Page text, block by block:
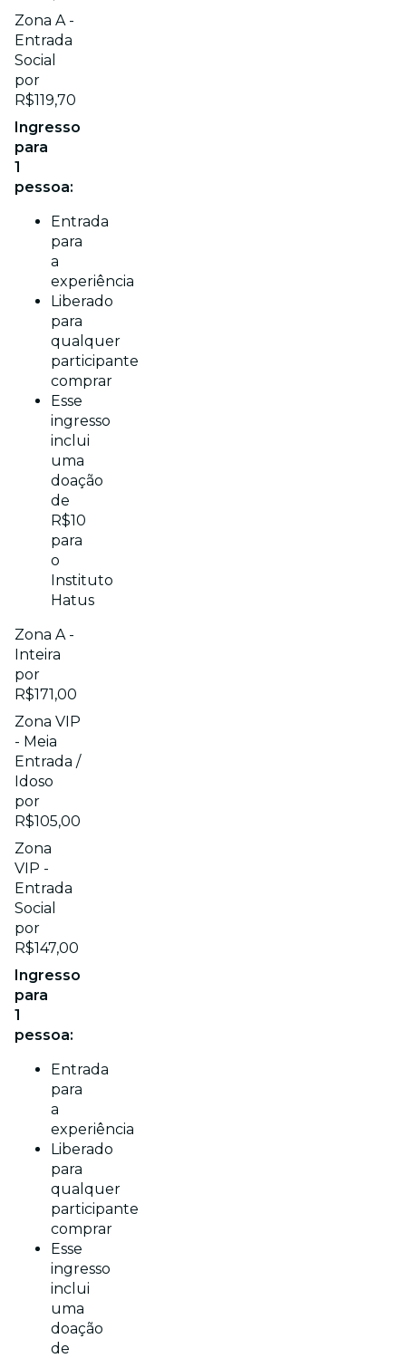
Zona A -
Entrada
Social
por
R$119,70
Ingresso
para
1
pessoa:
Entrada
para
a
experiência
Liberado
para
qualquer
participante
comprar
Esse
ingresso
inclui
uma
doação
de
R$10
para
o
Instituto
Hatus
Zona A -
Inteira
por
R$171,00
Zona VIP
- Meia
Entrada /
Idoso
por
R$105,00
Zona
VIP -
Entrada
Social
por
R$147,00
Ingresso
para
1
pessoa:
Entrada
para
a
experiência
Liberado
para
qualquer
participante
comprar
Esse
ingresso
inclui
uma
doação
de